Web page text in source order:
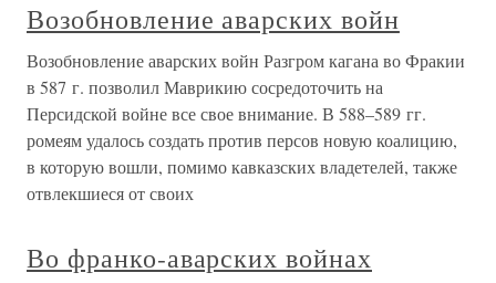
Возобновление аварских войн
Возобновление аварских войн Разгром кагана во Фракии
в 587 г. позволил Маврикию сосредоточить на
Персидской войне все свое внимание. В 588–589 гг.
ромеям удалось создать против персов новую коалицию,
в которую вошли, помимо кавказских владетелей, также
отвлекшиеся от своих
Во франко-аварских войнах